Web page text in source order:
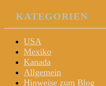
KATEGORIEN
USA
Mexiko
Kanada
Allgemein
Hinweise zum Blog